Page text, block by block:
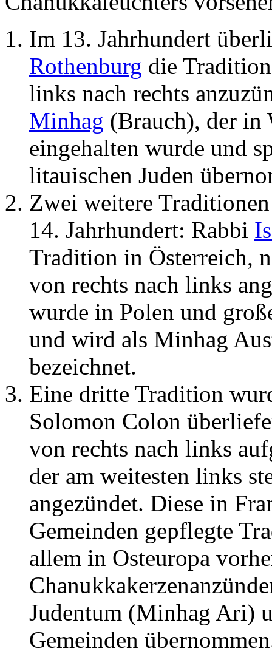
Im 13. Jahrhundert
Rothenburg die
links nach rechts
Minhag (Brauch), der in
eingehalten wurde und
litauischen Juden
Zwei weitere
14. Jahrhundert: Rabbi
Tradition in Österreich,
von rechts nach links
wurde in Polen und
und wird als Minhag
bezeichnet.
Eine dritte Tradition
Solomon Colon
von rechts nach links
der am weitesten links
angezündet. Diese in
Gemeinden gepflegte
allem in Osteuropa
Judentum (Minhag Ari)
Gemeinden